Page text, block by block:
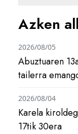
Azken
Abuztuaren
tailerra
2026/08/05
Karela
17tik 30era
2026/08/04